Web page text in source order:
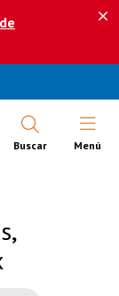
Buscar Abrir
Menú